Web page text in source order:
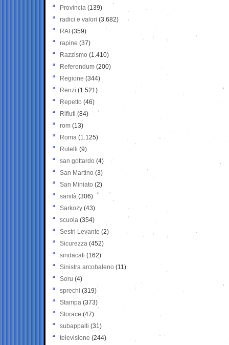
Provincia (139)
radici e valori (3.682)
RAI (359)
rapine (37)
Razzismo (1.410)
Referendum (200)
Regione (344)
Renzi (1.521)
Repetto (46)
Rifiuti (84)
rom (13)
Roma (1.125)
Rutelli (9)
san gottardo (4)
San Martino (3)
San Miniato (2)
sanità (306)
Sarkozy (43)
scuola (354)
Sestri Levante (2)
Sicurezza (452)
sindacati (162)
Sinistra arcobaleno (11)
Soru (4)
sprechi (319)
Stampa (373)
Storace (47)
subappalti (31)
televisione(244)